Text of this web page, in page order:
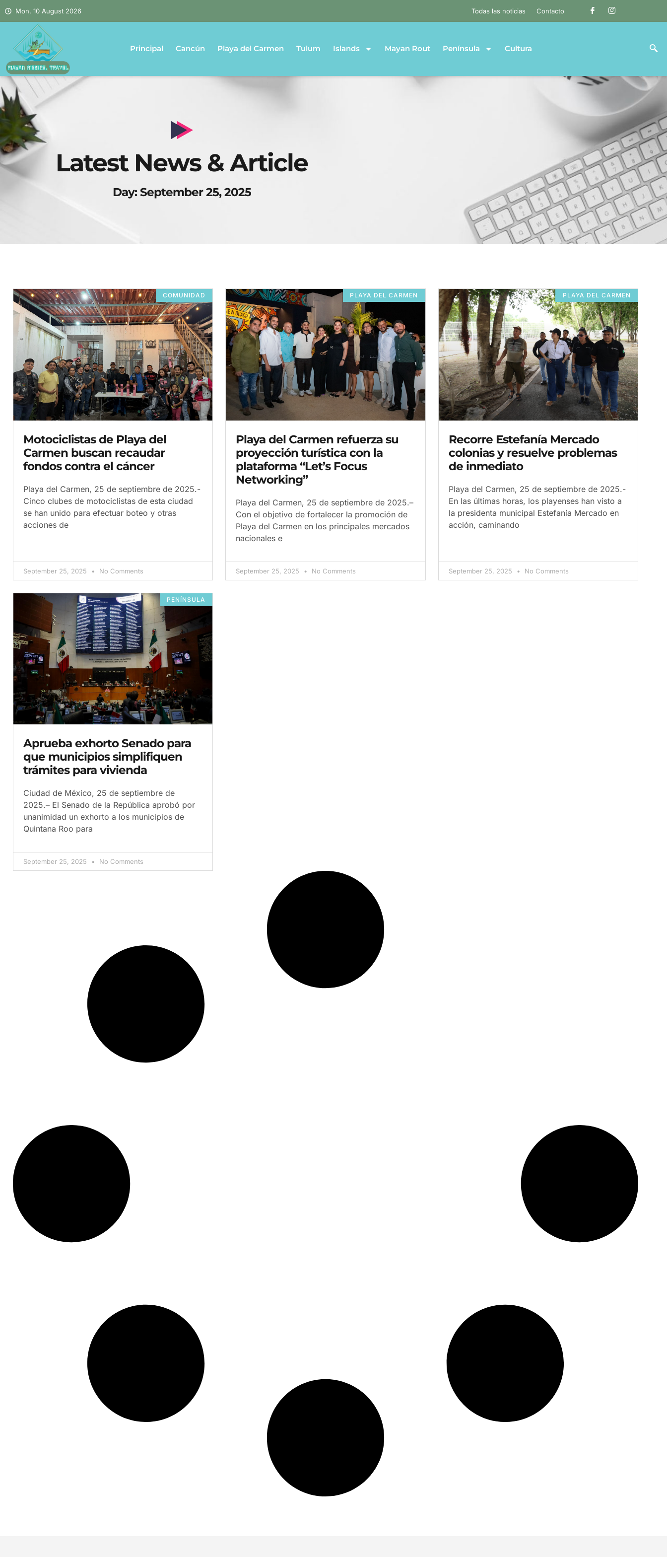
Mon, 10 August 2026 Todas las noticias Contacto
Principal Cancún Playa del Carmen Tulum Islands Mayan Rout Península Cultura
Latest News & Article
Day: September 25, 2025
COMUNIDAD
Motociclistas de Playa del
Carmen buscan recaudar
fondos contra el cáncer
Playa del Carmen, 25 de septiembre de 2025.-
Cinco clubes de motociclistas de esta ciudad
se han unido para efectuar boteo y otras
acciones de
September 25, 2025 No Comments
PLAYA DEL CARMEN
Playa del Carmen refuerza su
proyección turística con la
plataforma “Let’s Focus
Networking”
Playa del Carmen, 25 de septiembre de 2025.–
Con el objetivo de fortalecer la promoción de
Playa del Carmen en los principales mercados
nacionales e
September 25, 2025 No Comments
PLAYA DEL CARMEN
Recorre Estefanía Mercado
colonias y resuelve problemas
de inmediato
Playa del Carmen, 25 de septiembre de 2025.-
En las últimas horas, los playenses han visto a
la presidenta municipal Estefanía Mercado en
acción, caminando
September 25, 2025 No Comments
PENÍNSULA
Aprueba exhorto Senado para
que municipios simplifiquen
trámites para vivienda
Ciudad de México, 25 de septiembre de
2025.– El Senado de la República aprobó por
unanimidad un exhorto a los municipios de
Quintana Roo para
September 25, 2025 No Comments